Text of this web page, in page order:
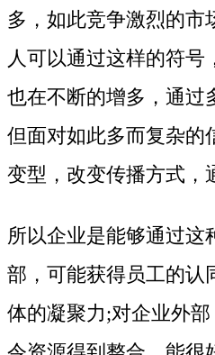
多，如此竞争激烈的市
人可以通过这样的符
也在不断的增多，通过
但面对如此多而复杂的
变型，改变传播方式，
所以企业是能够通过这
部，可能获得员工的认
体的凝聚力;对企业外